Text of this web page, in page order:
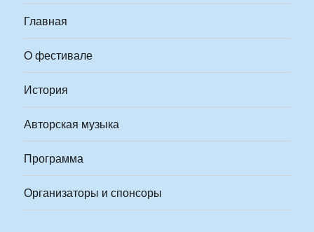
Главная
О фестивале
История
Авторская музыка
Программа
Организаторы и спонсоры